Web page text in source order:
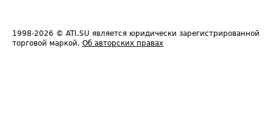
1998-2026 © ATI.SU является юридически зарегистрированной
торговой маркой. Об авторских правах